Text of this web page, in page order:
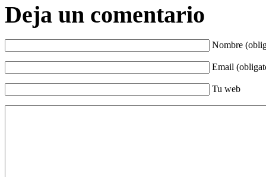
Deja un comentario
Nombre
Email
Tu web